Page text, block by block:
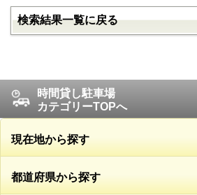
検索結果一覧に戻る
時間貸し駐車場
カテゴリーTOPへ
現在地から探す
都道府県から探す